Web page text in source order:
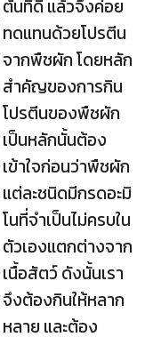
ต้นที่ดี แล้วจึงค่อย
ทดแทนด้วยโปรตีน
จากพืชผัก โดยหลัก
สำคัญของการกิน
โปรตีนของพืชผัก
เป็นหลักนั้นต้อง
เข้าใจก่อนว่าพืชผัก
แต่ละชนิดมีกรดอะมิ
โนที่จำเป็นไม่ครบใน
ตัวเองแตกต่างจาก
เนื้อสัตว์ ดังนั้นเรา
จึงต้องกินให้หลาก
หลาย และต้อง